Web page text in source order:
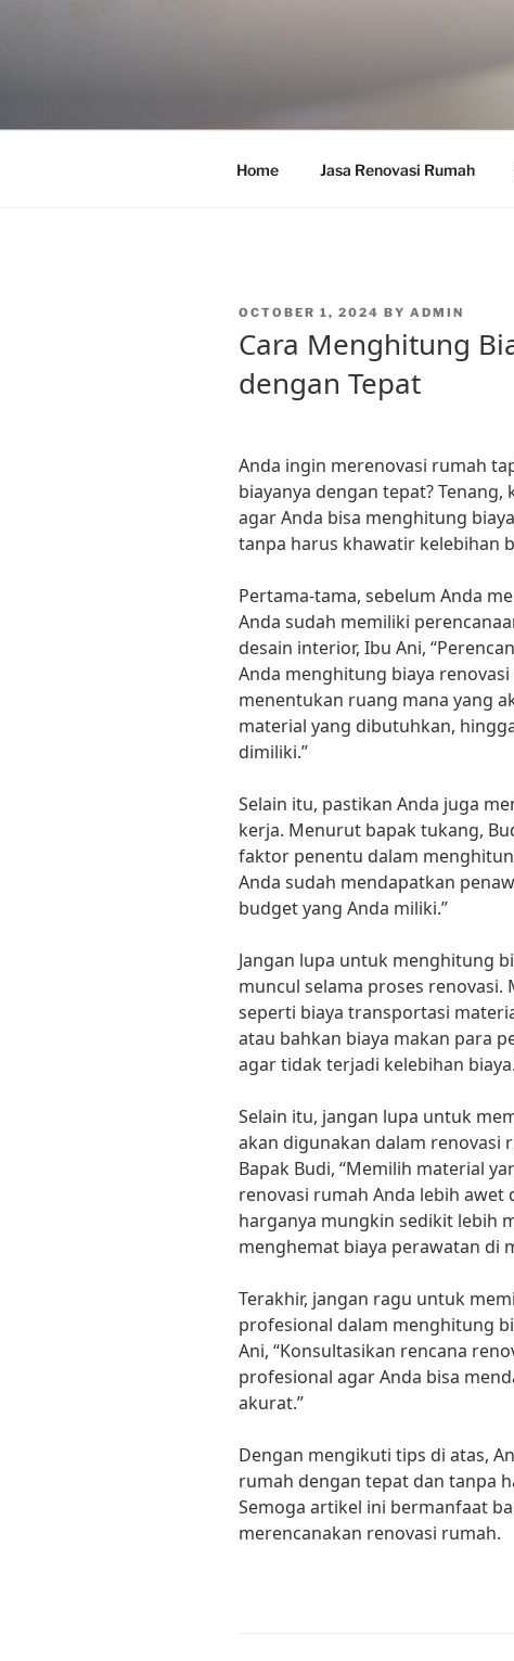
Home Jasa Renovasi Rumah
POSTED
OCTOBER 1, 2024 BY ADMIN
Cara Menghitung
dengan Tepat
Anda ingin merenovasi rumah
biayanya dengan tepat?
agar Anda bisa menghitung
tanpa harus khawatir kelebihan
Pertama-tama, sebelum Anda
Anda sudah memiliki
desain interior, Ibu Ani,
Anda menghitung biaya
menentukan ruang mana yang
material yang dibutuhkan,
dimiliki.”
Selain itu, pastikan Anda juga
kerja. Menurut bapak tukang,
faktor penentu dalam
Anda sudah mendapatkan
budget yang Anda miliki.”
Jangan lupa untuk menghitung
muncul selama proses renovasi.
seperti biaya transportasi
atau bahkan biaya makan para
agar tidak terjadi kelebihan
Selain itu, jangan lupa untuk
akan digunakan dalam renovasi
Bapak Budi, “Memilih material
renovasi rumah Anda lebih awet
harganya mungkin sedikit lebih
menghemat biaya perawatan di
Terakhir, jangan ragu untuk
profesional dalam menghitung
Ani, “Konsultasikan rencana
profesional agar Anda bisa
akurat.”
Dengan mengikuti tips di atas,
rumah dengan tepat dan tanpa
Semoga artikel ini bermanfaat
merencanakan renovasi rumah.